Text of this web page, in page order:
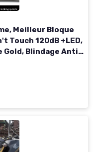
Meilleur Bloque
Touch 120dB +LED,
Gold, Blindage Anti-
15.5mm